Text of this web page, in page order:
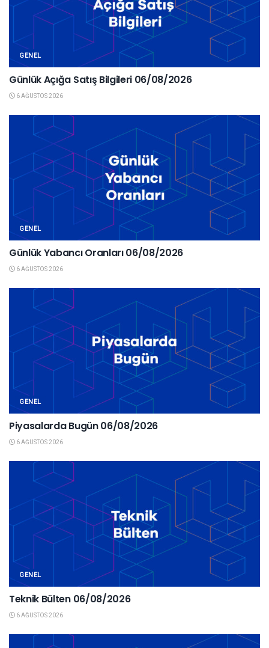
GENEL
Günlük Açığa Satış Bilgileri 06/08/2026
6 AĞUSTOS 2026
GENEL
Günlük Yabancı Oranları 06/08/2026
6 AĞUSTOS 2026
GENEL
Piyasalarda Bugün 06/08/2026
6 AĞUSTOS 2026
GENEL
Teknik Bülten 06/08/2026
6 AĞUSTOS 2026